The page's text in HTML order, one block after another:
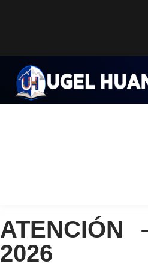
contenido
ATENCIÓN
2026